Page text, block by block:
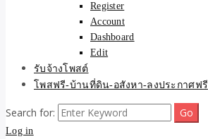
Register
Account
Dashboard
Edit
รับจ้างโพสต์
โพสฟรี-บ้านที่ดิน-อสังหา-ลงประกาศฟรี
Search for:
Log in